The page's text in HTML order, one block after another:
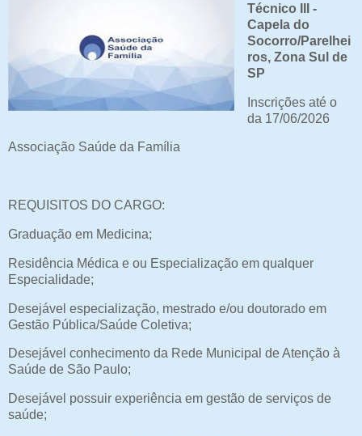
Técnico III -
Capela do
Socorro/Parelhei
ros, Zona Sul de
SP
Inscrições até o
da 17/06/2026
Associação Saúde da Família
REQUISITOS DO CARGO:
Graduação em Medicina;
Residência Médica e ou Especialização em qualquer
Especialidade;
Desejável especialização, mestrado e/ou doutorado em
Gestão Pública/Saúde Coletiva;
Desejável conhecimento da Rede Municipal de Atenção à
Saúde de São Paulo;
Desejável possuir experiência em gestão de serviços de
saúde;